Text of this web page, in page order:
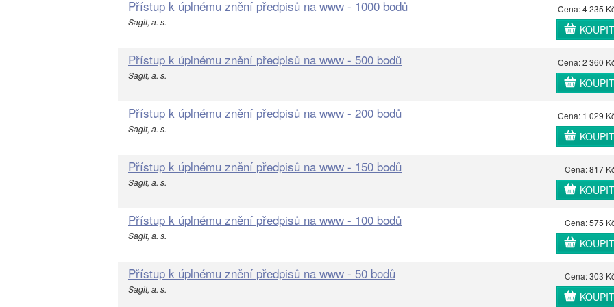
Přístup k úplnému znění předpisů na www - 1000 bodů
Sagit, a. s.
Cena: 4 235
KOUPIT
Přístup k úplnému znění předpisů na www - 500 bodů
Sagit, a. s.
Cena: 2 360
KOUPIT
Přístup k úplnému znění předpisů na www - 200 bodů
Sagit, a. s.
Cena: 1 029
KOUPIT
Přístup k úplnému znění předpisů na www - 150 bodů
Sagit, a. s.
Cena: 817
KOUPIT
Přístup k úplnému znění předpisů na www - 100 bodů
Sagit, a. s.
Cena: 575
KOUPIT
Přístup k úplnému znění předpisů na www - 50 bodů
Sagit, a. s.
Cena: 303
KOUPIT